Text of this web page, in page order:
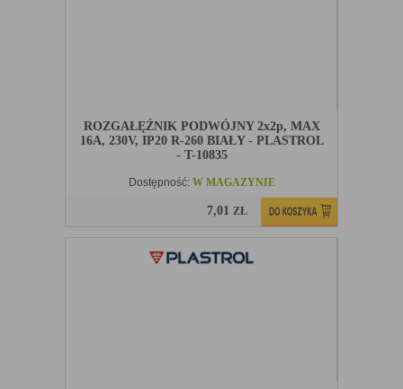
ROZGAŁĘŹNIK PODWÓJNY 2x2p, MAX
16A, 230V, IP20 R-260 BIAŁY - PLASTROL
- T-10835
Dostępność: W MAGAZYNIE
7,01 ZŁ